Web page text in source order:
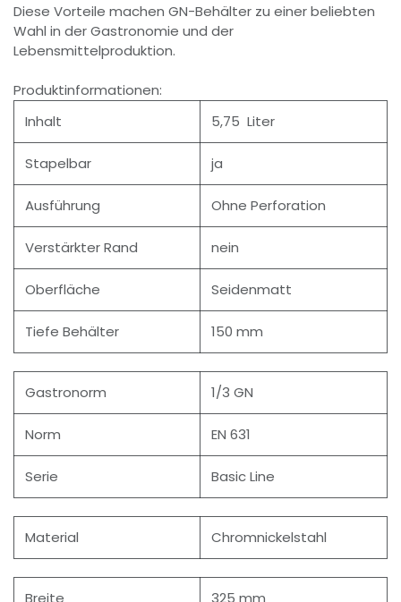
Diese Vorteile machen GN-Behälter zu einer beliebten
Wahl in der Gastronomie und der
Lebensmittelproduktion.
Produktinformationen:
Inhalt
5,75 Liter
Stapelbar ja
Ausführung Ohne Perforation
Verstärkter Rand nein
Oberfläche Seidenmatt
Tiefe Behälter 150 mm
Gastronorm 1/3 GN
Norm EN 631
Serie Basic Line
Material Chromnickelstahl
Breite 325 mm